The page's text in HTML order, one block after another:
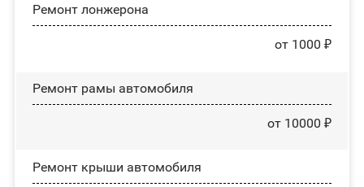
Ремонт лонжерона
от 1000 ₽
Ремонт рамы автомобиля
от 10000 ₽
Ремонт крыши автомобиля